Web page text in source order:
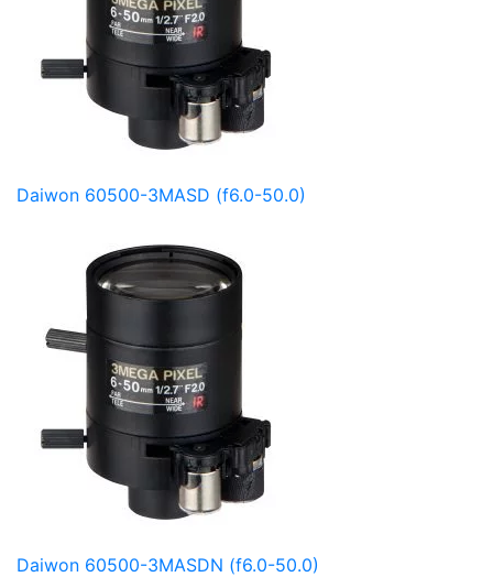
Daiwon 60500-3MASD (f6.0-50.0)
Daiwon 60500-3MASDN (f6.0-50.0)